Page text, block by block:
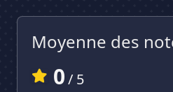
Moyenne des
0/ 5